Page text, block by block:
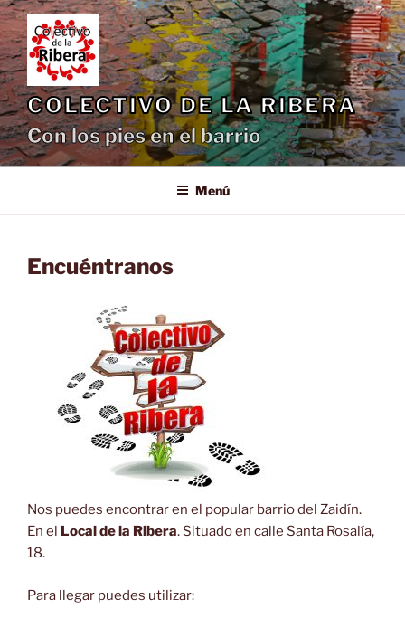
Saltar
al
contenido
COLECTIVO DE LA RIBERA
Con los pies en el barrio
Menú
Encuéntranos
Nos puedes encontrar en el popular barrio del Zaidín.
En el Local de la Ribera. Situado en calle Santa Rosalía,
18.
Para llegar puedes utilizar: